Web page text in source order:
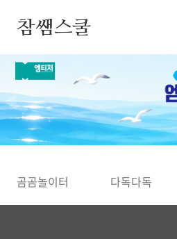
참쌤스쿨
◀
곰곰놀이터 다독다독